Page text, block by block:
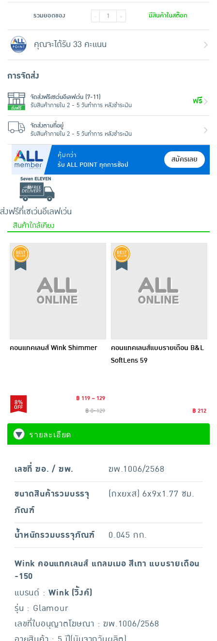
คุ้มกว่า
รับ ALL POINT ทุกการช้อป
สมัครเลย
รวมยอดของ - + มีสินค้าในสต๊อก
คุณจะได้รับ 33 คะแนน
การจัดส่ง
จัดส่งฟรีเซเว่นอีเลฟเว่น (7-11)
รับสินค้าภายใน 2 - 5 วันทำการ หลังชำระเงิน
ฟรี
จัดส่งตามที่อยู่
รับสินค้าภายใน 2 - 5 วันทำการ หลังชำระเงิน
ส่งฟรีที่เซเว่นอีเลฟเว่น
สินค้าใกล้เคียง
คอนแทคเลนส์ Wink Shimmer
8%
฿ 119 ~ 129
฿ 0~129
คอนแทคเลนส์แบบรายเดือน B&L
SoftLens 59
฿ 212
รายละเอียด
เลขที่ ฆอ. / ฆพ.
ฆพ.1006/2568
ขนาดสินค้ารวมบรรจุ
ภัณฑ์
(กxยxส) 6x9x1.77 ซม.
น้ำหนักรวมบรรจุภัณฑ์ 0.045 กก.
Wink คอนแทคเลนส์ แกลมเมอ สีเทา แบบรายเดือน
-150
แบรนด์ :Wink (วิ้งค์)
รุ่น : Glamour
เลขที่ใบอนุญาตโฆษณา : ฆพ.1006/2568